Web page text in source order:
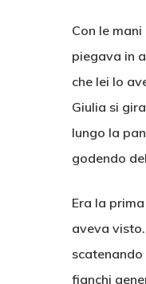
Con le
piegava in
che lei lo
Giulia si
lungo la
godendo
Era la
aveva
fianchi